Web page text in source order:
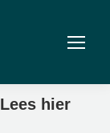
hier